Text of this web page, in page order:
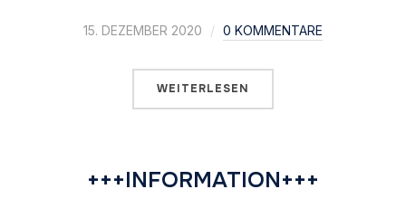
15. DEZEMBER 2020 0 KOMMENTARE
WEITERLESEN
+++INFORMATION+++